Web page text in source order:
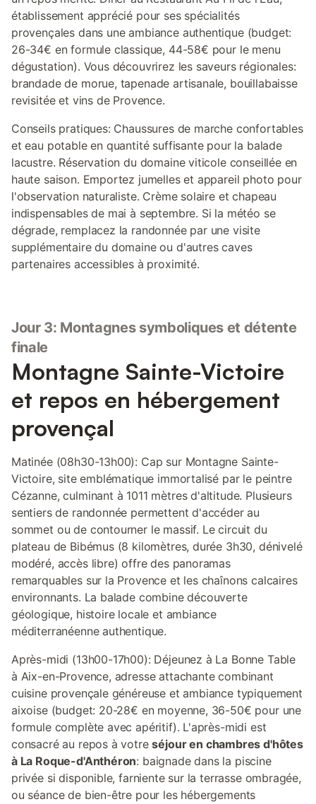
établissement apprécié pour ses spécialités
provençales dans une ambiance authentique (budget:
26-34€ en formule classique, 44-58€ pour le menu
dégustation). Vous découvrirez les saveurs régionales:
brandade de morue, tapenade artisanale, bouillabaisse
revisitée et vins de Provence.
Conseils pratiques: Chaussures de marche confortables
et eau potable en quantité suffisante pour la balade
lacustre. Réservation du domaine viticole conseillée en
haute saison. Emportez jumelles et appareil photo pour
l'observation naturaliste. Crème solaire et chapeau
indispensables de mai à septembre. Si la météo se
dégrade, remplacez la randonnée par une visite
supplémentaire du domaine ou d'autres caves
partenaires accessibles à proximité.
Jour 3: Montagnes symboliques et détente
finale
Montagne Sainte-Victoire
et repos en hébergement
provençal
Matinée (08h30-13h00): Cap sur Montagne Sainte-
Victoire, site emblématique immortalisé par le peintre
Cézanne, culminant à 1011 mètres d'altitude. Plusieurs
sentiers de randonnée permettent d'accéder au
sommet ou de contourner le massif. Le circuit du
plateau de Bibémus (8 kilomètres, durée 3h30, dénivelé
modéré, accès libre) offre des panoramas
remarquables sur la Provence et les chaînons calcaires
environnants. La balade combine découverte
géologique, histoire locale et ambiance
méditerranéenne authentique.
Après-midi (13h00-17h00): Déjeunez à La Bonne Table
à Aix-en-Provence, adresse attachante combinant
cuisine provençale généreuse et ambiance typiquement
aixoise (budget: 20-28€ en moyenne, 36-50€ pour une
formule complète avec apéritif). L'après-midi est
consacré au repos à votreséjour en chambres d'hôtes
à La Roque-d'Anthéron: baignade dans la piscine
privée si disponible, farniente sur la terrasse ombragée,
ou séance de bien-être pour les hébergements